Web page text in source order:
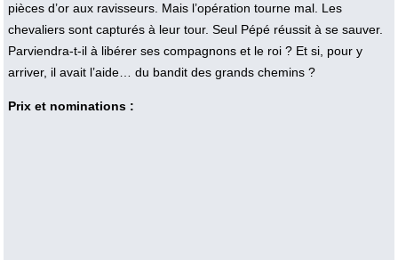
pièces d’or aux ravisseurs. Mais l’opération tourne mal. Les
chevaliers sont capturés à leur tour. Seul Pépé réussit à se sauver.
Parviendra-t-il à libérer ses compagnons et le roi ? Et si, pour y
arriver, il avait l’aide… du bandit des grands chemins ?
Prix et nominations :